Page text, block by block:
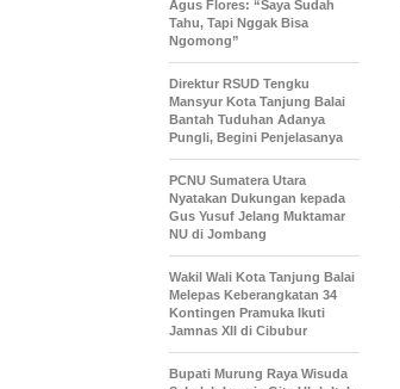
Agus Flores: “Saya Sudah
Tahu, Tapi Nggak Bisa
Ngomong”
Direktur RSUD Tengku
Mansyur Kota Tanjung Balai
Bantah Tuduhan Adanya
Pungli, Begini Penjelasanya
PCNU Sumatera Utara
Nyatakan Dukungan kepada
Gus Yusuf Jelang Muktamar
NU di Jombang
Wakil Wali Kota Tanjung Balai
Melepas Keberangkatan 34
Kontingen Pramuka Ikuti
Jamnas XII di Cibubur
Bupati Murung Raya Wisuda